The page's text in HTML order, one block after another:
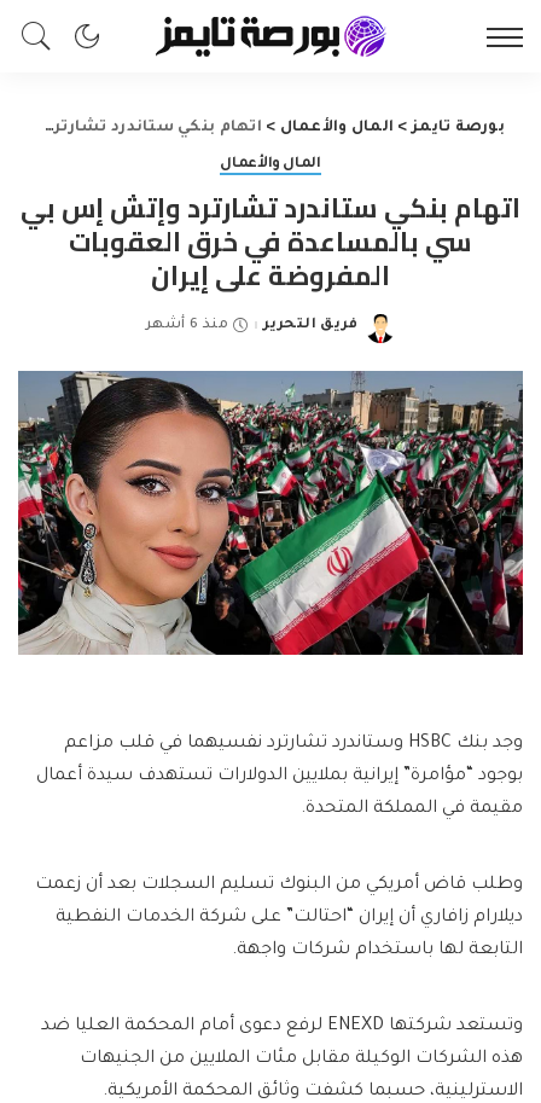
بورصة تايمز> المال والأعمال > اتهام بنكي ستاندرد تشارترد وإتش إس بي سي بالمساعدة في خرق العقوبات المفروضة على إيران
المال والأعمال
اتهام بنكي ستاندرد تشارترد وإتش إس بي
سي بالمساعدة في خرق العقوبات
المفروضة على إيران
Posted
فريق التحرير منذ 6 أشهر
وجد بنك HSBC وستاندرد تشارترد نفسيهما في قلب مزاعم
بوجود “مؤامرة” إيرانية بملايين الدولارات تستهدف سيدة أعمال
مقيمة في المملكة المتحدة.
وطلب قاض أمريكي من البنوك تسليم السجلات بعد أن زعمت
ديلارام زافاري أن إيران “احتالت” على شركة الخدمات النفطية
التابعة لها باستخدام شركات واجهة.
وتستعد شركتها ENEXD لرفع دعوى أمام المحكمة العليا ضد
هذه الشركات الوكيلة مقابل مئات الملايين من الجنيهات
الاسترلينية، حسبما كشفت وثائق المحكمة الأمريكية.